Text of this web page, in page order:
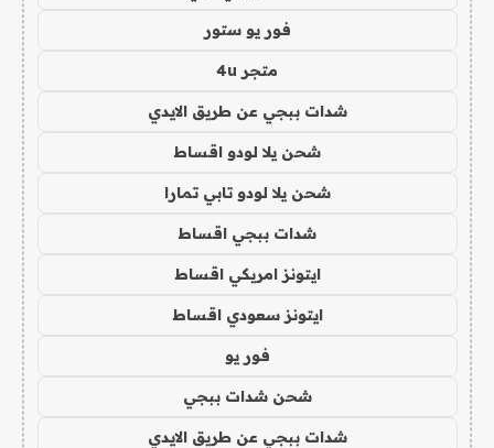
فور يو ستور
متجر 4u
شدات ببجي عن طريق الايدي
شحن يلا لودو اقساط
شحن يلا لودو تابي تمارا
شدات ببجي اقساط
ايتونز امريكي اقساط
ايتونز سعودي اقساط
فور يو
شحن شدات ببجي
شدات ببجي عن طريق الايدي